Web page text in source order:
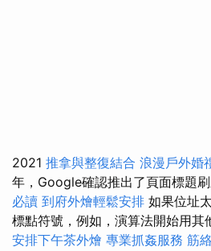
2021 推拿與整復結合 浪漫戶外婚
年，Google確認推出了頁面標題刷
必讀 到府外燴輕鬆安排 如果位址
標點符號，例如，演算法開始用其
安排下午茶外燴 專業抓姦服務 筋